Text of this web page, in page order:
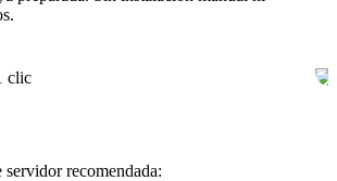
recomendada: